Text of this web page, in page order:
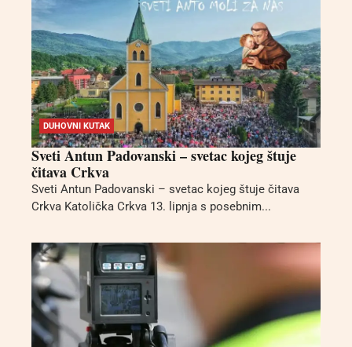
DUHOVNI KUTAK
Sveti Antun Padovanski – svetac kojeg štuje
čitava Crkva
Sveti Antun Padovanski – svetac kojeg štuje čitava
Crkva Katolička Crkva 13. lipnja s posebnim...